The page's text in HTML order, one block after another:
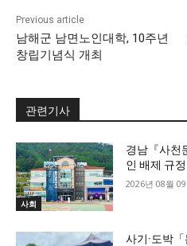
Previous article
남해군 남면노인대학, 10주년
창립기념식 개최
관련기사
사회
경남『사천
인 배제 규
2026년 08월
사기·도박